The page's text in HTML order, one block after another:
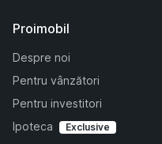
Proimobil
Despre noi
Pentru vânzători
Pentru investitori
Ipoteca
Exclusive